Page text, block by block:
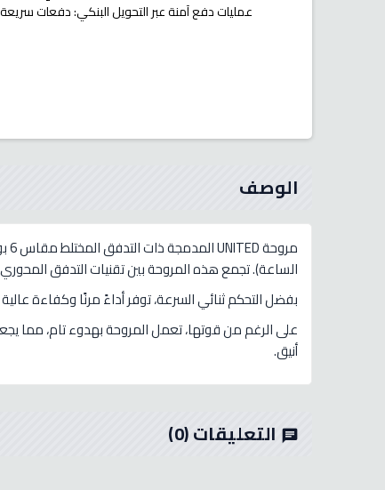
عمليات دفع آمنة عبر التحويل البنكي: دفعات
الوصف
الساعة). تجمع هذه المروحة بين تقنيات التدفق
بفضل التحكم ثنائي السرعة، توفر أداءً مرنًا وكفاءة
على الرغم من قوتها، تعمل المروحة بهدوء تام، مما
أنيق.
chat التعليقات(0)